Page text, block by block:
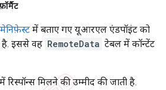
में बताए गए यूआरएल एंडपॉइंट को
इससे वह RemoteData टेबल में कॉन्टेंट
रिस्पॉन्स मिलने की उम्मीद की जाती है.